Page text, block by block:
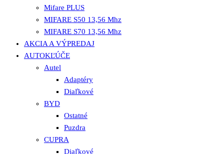
Mifare PLUS
MIFARE S50 13,56 Mhz
MIFARE S70 13,56 Mhz
AKCIA A VÝPREDAJ
AUTOKĽÚČE
Autel
Adaptéry
Diaľkové
BYD
Ostatné
Puzdra
CUPRA
Diaľkové